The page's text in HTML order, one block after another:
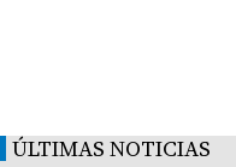
ÚLTIMAS NOTICIAS